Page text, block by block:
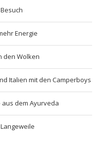
Energie
den Wolken
Italien mit den Camperboys
dem Ayurveda